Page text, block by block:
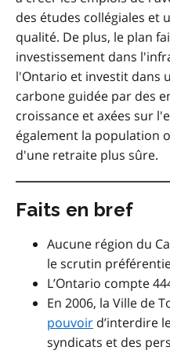
des études collégiales et
qualité. De plus, le plan
investissement dans
l'Ontario et investit dans
carbone guidée par des
croissance et axées sur
également la population
d'une retraite plus sûre.
Faits en bref
Aucune région du
le scrutin
L’Ontario compte
En 2006, la Ville de
pouvoir d’interdire
syndicats et des